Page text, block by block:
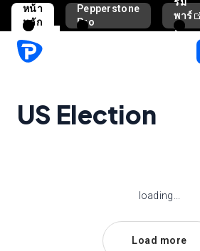
หน้า
หลัก
Pepperstone
Pro
พาร์
ท
US Election
loading...
Load more